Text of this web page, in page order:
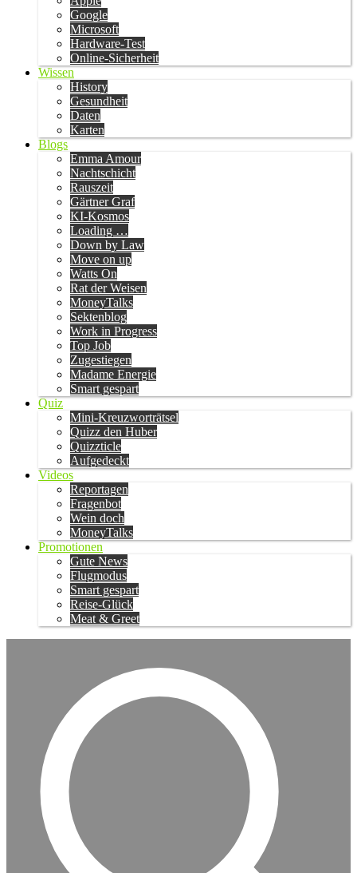
Google
Microsoft
Hardware-Test
Online-Sicherheit
Wissen
History
Gesundheit
Daten
Karten
Blogs
Emma Amour
Nachtschicht
Rauszeit
Gärtner Graf
KI-Kosmos
Loading …
Down by Law
Move on up
Watts On
Rat der Weisen
MoneyTalks
Sektenblog
Work in Progress
Top Job
Zugestiegen
Madame Energie
Smart gespart
Quiz
Mini-Kreuzworträtsel
Quizz den Huber
Quizzticle
Aufgedeckt
Videos
Reportagen
Fragenbot
Wein doch
MoneyTalks
Promotionen
Gute News
Flugmodus
Smart gespart
Reise-Glück
Meat & Greet